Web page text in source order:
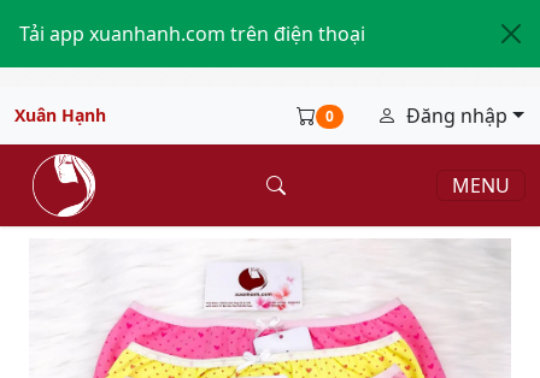
Tải app xuanhanh.com trên điện thoại
Xuân Hạnh 0 Đăng nhập
MENU